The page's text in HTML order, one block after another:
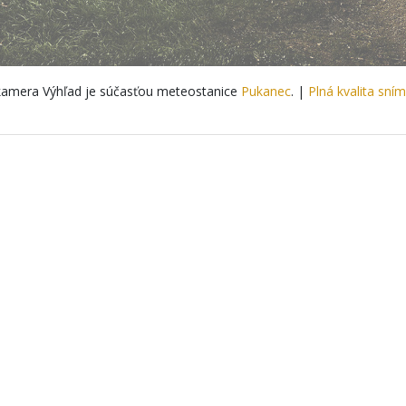
Výhľad je súčasťou meteostanice Pukanec. | Plná kvalita